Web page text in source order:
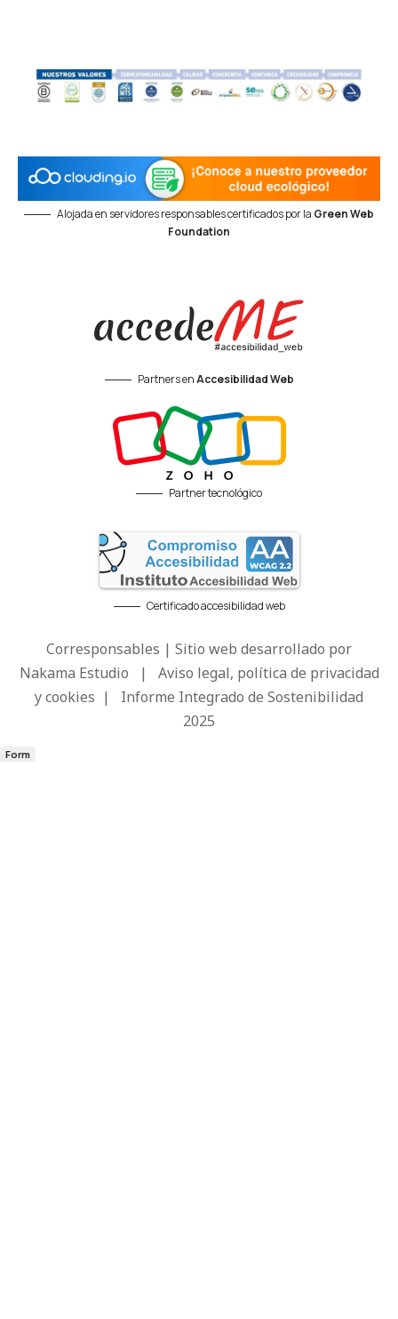
Alojada en servidores responsables certificados por la Green Web
Foundation
Partners enAccesibilidad Web
Partner tecnológico
Certificado accesibilidad web
Corresponsables | Sitio web desarrollado por
Nakama Estudio | Aviso legal, política de privacidad
y cookies | Informe Integrado de Sostenibilidad
2025
Form